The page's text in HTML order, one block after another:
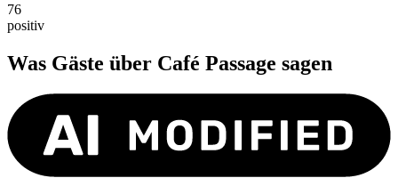
76
positiv
Was Gäste über Café Passage sagen